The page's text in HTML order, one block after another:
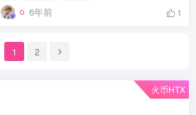
6年前 1
1 2
火币HTX